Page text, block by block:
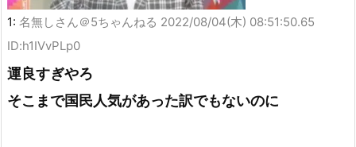
1: 名無しさん＠5ちゃんねる 2022/08/04(木) 08:51:50.65
ID:h1IVvPLp0
運良すぎやろ
そこまで国民人気があった訳でもないのに